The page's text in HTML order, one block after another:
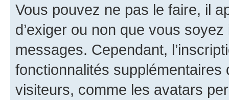
Vous pouvez ne pas le faire, il
d’exiger ou non que vous
messages. Cependant,
fonctionnalités
visiteurs, comme les avatars